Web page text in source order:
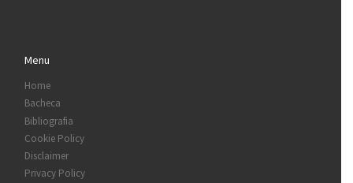
Menu
Home
Bacheca
Bibliografia
Cookie Policy
Disclaimer
Privacy Policy